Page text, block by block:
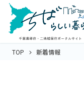
TOP 新着情報